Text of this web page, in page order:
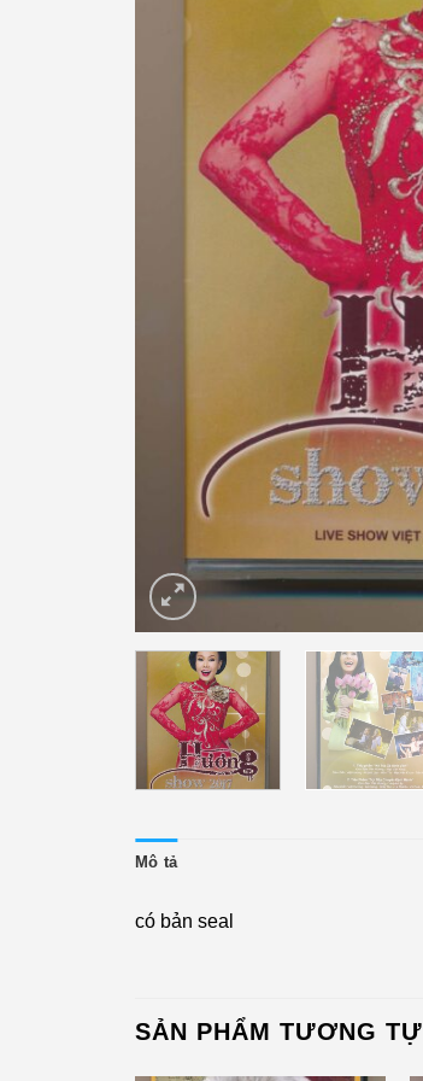
Mô tả
có bản seal
SẢN PHẨM TƯƠNG TỰ